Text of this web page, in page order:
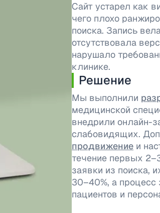
Сайт устарел как
чего плохо
поиска. Запись
отсутствовала
нарушало
клинике.
Решение
Мы выполнили
медицинской
внедрили онлайн-
слабовидящих.
продвижение и
течение первых
заявки из поиска,
30–40%, а процесс
пациентов и